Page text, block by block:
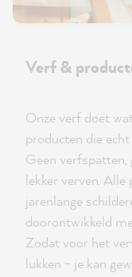
Verf &
Onze verf doet
producten die
Geen verfspatten,
lekker verven.
jarenlange
doorontwikkeld
Zodat voor het
lukken - je kan